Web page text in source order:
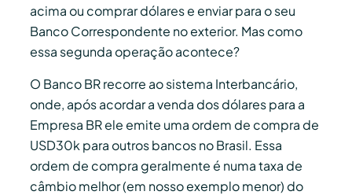
acima ou comprar dólares e enviar para o seu
Banco Correspondente no exterior. Mas como
essa segunda operação acontece?
O Banco BR recorre ao sistema Interbancário,
onde, após acordar a venda dos dólares para a
Empresa BR ele emite uma ordem de compra de
USD30k para outros bancos no Brasil. Essa
ordem de compra geralmente é numa taxa de
câmbio melhor (em nosso exemplo menor) do